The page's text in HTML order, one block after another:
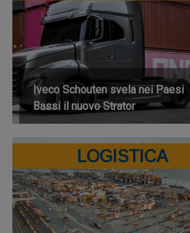
Iveco Schouten svela nei Paesi
Bassi il nuovo Strator
LOGISTICA